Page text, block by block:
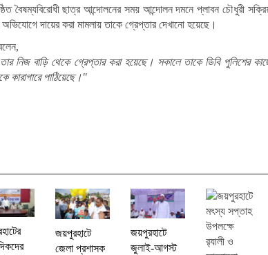
বৈষম্যবিরোধী ছাত্র আন্দোলনের সময় আন্দোলন দমনে প্লাবন চৌধুরী
দায়ের করা মামলায় তাকে গ্রেপ্তার দেখানো হয়েছে।
নিজ বাড়ি থেকে গ্রেপ্তার করা হয়েছে। সকালে তাকে ডিবি পুলিশের
কারাগারে পাঠিয়েছে।"
জয়পুরহাটে
জেলা প্রশাসক
জয়পুরহাটে
জুলাই-আগস্ট